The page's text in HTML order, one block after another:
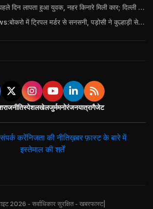
गुरुग्राम में नौकरी के पहले दिन लापता हुआ युवक, नहर किनारे मिली कार; दिल्ली पुलिस ने दर्ज की FIR
Jharkhand News:बोकरो में ट्रिपल मर्डर से सनसनी, पड़ोसी ने कुल्हाड़ी से पति-पत्नी और बहु की हत्या की
राजनीतिस्पेशलखेलजुर्ममनोरंजनयात्रागैजेट
करेंनिजता की नीतिख़बर फ़ास्ट के बारे में
इस्तेमाल की शर्तें
2026 - सर्वाधिकार सुरक्षित - खबरफास्ट|